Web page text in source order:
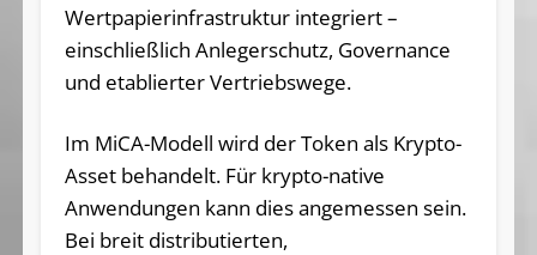
Wertpapierinfrastruktur integriert –
einschließlich Anlegerschutz, Governance
und etablierter Vertriebswege.
Im MiCA-Modell wird der Token als Krypto-
Asset behandelt. Für krypto-native
Anwendungen kann dies angemessen sein.
Bei breit distributierten,